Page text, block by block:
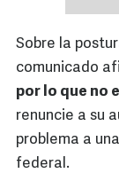
Sobre la
comunicado
por lo que no
renuncie a su
problema a
federal.